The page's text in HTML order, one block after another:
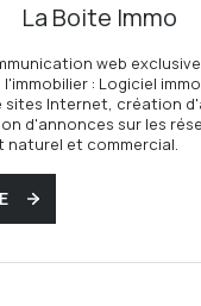
La Boite Immo
web
: Logiciel
sites Internet, création
d'annonces sur les
naturel et commercial.